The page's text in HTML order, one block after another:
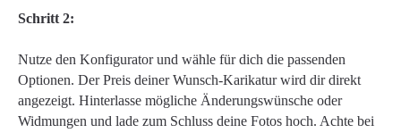
Schritt 2:
Nutze den Konfigurator und wähle für dich die passenden
Optionen. Der Preis deiner Wunsch-Karikatur wird dir direkt
angezeigt. Hinterlasse mögliche Änderungswünsche oder
Widmungen und lade zum Schluss deine Fotos hoch. Achte bei